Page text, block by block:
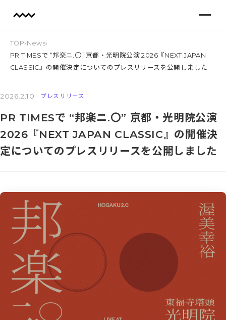
TOP› News›
PR TIMESで “邦楽ニ.〇” 京都・光明院公演 2026『NEXT JAPAN
CLASSIC』の開催決定についてのプレスリリースを公開しました
2026.2.10 プレスリリース
PR TIMESで “邦楽ニ.〇” 京都・光明院公演
2026『NEXT JAPAN CLASSIC』の開催決
定についてのプレスリリースを公開しました